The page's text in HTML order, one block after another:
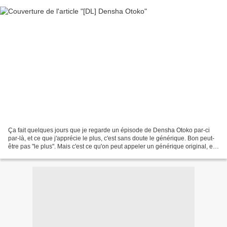
Ça fait quelques jours que je regarde un épisode de Densha Otoko par-ci
par-là, et ce que j'apprécie le plus, c'est sans doute le générique. Bon peut-
être pas "le plus". Mais c'est ce qu'on peut appeler un générique original, et